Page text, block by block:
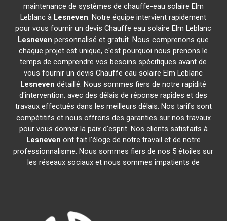
maintenance de systèmes de chauffe-eau solaire Elm
Leblanc à Lesneven. Notre équipe intervient rapidement
pour vous fournir un devis Chauffe eau solaire Elm Leblanc
Lesneven personnalisé et gratuit. Nous comprenons que
chaque projet est unique, c'est pourquoi nous prenons le
temps de comprendre vos besoins spécifiques avant de
vous fournir un devis Chauffe eau solaire Elm Leblanc
Lesneven détaillé. Nous sommes fiers de notre rapidité
d'intervention, avec des délais de réponse rapides et des
travaux effectués dans les meilleurs délais. Nos tarifs sont
compétitifs et nous offrons des garanties sur nos travaux
pour vous donner la paix d'esprit. Nos clients satisfaits à
Lesneven ont fait l'éloge de notre travail et de notre
professionnalisme. Nous sommes fiers de nos 5 étoiles sur
les réseaux sociaux et nous sommes impatients de